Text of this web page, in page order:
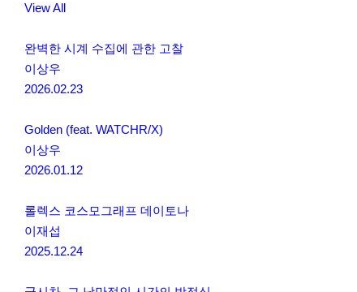
View All
완벽한 시계 수집에 관한 고찰
이상우
2026.02.23
Golden (feat. WATCHR/X)
이상우
2026.01.12
롤렉스 코스모그래프 데이토나
이재섭
2025.12.24